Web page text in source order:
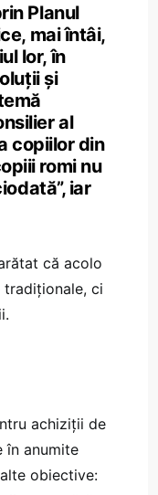
Planul
mai întâi,
lor, în
și
al
copiilor din
romi nu
iar
că acolo
tradiționale, ci
achiziții de
în anumite
obiective: